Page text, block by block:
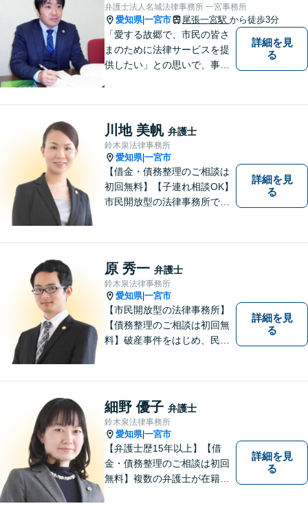
弁護士法人名城法律事務所 一宮事務所
愛知県|一宮市 尾張一宮駅 から徒歩3分
「愛する故郷で、市民の皆さ
まのために法律サービスを提
供したい」との思いで、事務
れたとき、ご自身の力ではど
うしようもできない場合、法
律の力があなたをお助けしま
す。
詳細を見
る
川地 美帆 弁護士
鈴木泉法律事務所
愛知県|一宮市
【借金・債務整理のご相談は
初回無料】【子連れ相談OK】
市民開放型の法律事務所で
方も、まずはお気軽にご相談
ください。
詳細を見
る
原 秀一 弁護士
鈴木泉法律事務所
愛知県|一宮市
【市民開放型の法律事務所】
【債務整理のご相談は初回無
料】破産事件をはじめ、民事
相談してもいいのか分からな
い」という方も、まずはお気
軽にご相談ください。
詳細を見
る
細野 優子 弁護士
鈴木泉法律事務所
愛知県|一宮市
【弁護士歴15年以上】【借
金・債務整理のご相談は初回
無料】複数の弁護士が在籍し
詳細を見
る